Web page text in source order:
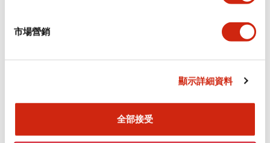
市場營銷
顯示詳細資料
全部接受
型錄和宣傳手冊 CAD檔 認證與標準